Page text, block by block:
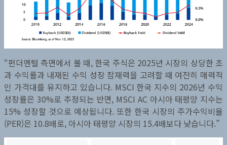
“펀더멘털 측면에서 볼 때, 한국 주식은 2025년 시장의 상당한 초
과 수익률과 내재된 수익 성장 잠재력을 고려할 때 여전히 매력적
인 가격대를 유지하고 있습니다. MSCI 한국 지수의 2026년 수익
성장률은 30%로 추정되는 반면, MSCI AC 아시아 태평양 지수는
15% 성장할 것으로 예상됩니다. 또한 한국 시장의 주가수익비율
(PER)은 10.8배로, 아시아 태평양 시장의 15.4배보다 낮습니다.”